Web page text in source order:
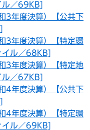
ル／69KB]
3年度決算）【公共下
3年度決算）【特定環
イル／68KB]
3年度決算）【特定地
ル／67KB]
4年度決算）【公共下
4年度決算）【特定環
イル／69KB]